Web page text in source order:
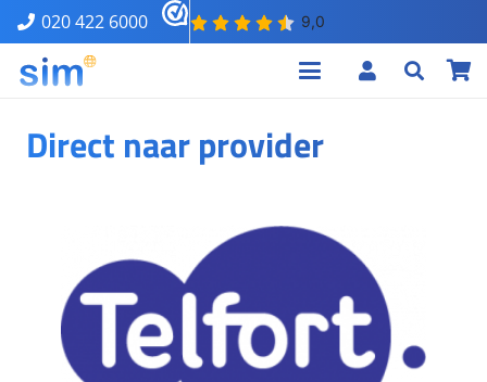
020 422 6000
Direct naar provider